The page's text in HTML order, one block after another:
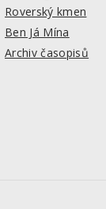
Roverský kmen
Ben Já Mína
Archiv časopisů